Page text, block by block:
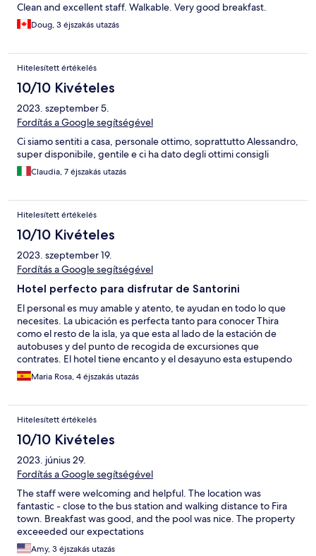
Clean and excellent staff. Walkable. Very good breakfast.
Doug, 3 éjszakás utazás
Hitelesített értékelés
10/10 Kivételes
2023. szeptember 5.
Fordítás a Google segítségével
Ci siamo sentiti a casa, personale ottimo, soprattutto Alessandro,
super disponibile, gentile e ci ha dato degli ottimi consigli
Claudia, 7 éjszakás utazás
Hitelesített értékelés
10/10 Kivételes
2023. szeptember 19.
Fordítás a Google segítségével
Hotel perfecto para disfrutar de Santorini
El personal es muy amable y atento, te ayudan en todo lo que
necesites. La ubicación es perfecta tanto para conocer Thira
como el resto de la isla, ya que esta al lado de la estación de
autobuses y del punto de recogida de excursiones que
contrates. El hotel tiene encanto y el desayuno esta estupendo
Maria Rosa, 4 éjszakás utazás
Hitelesített értékelés
10/10 Kivételes
2023. június 29.
Fordítás a Google segítségével
The staff were welcoming and helpful. The location was
fantastic - close to the bus station and walking distance to Fira
town. Breakfast was good, and the pool was nice. The property
exceeeded our expectations
Amy, 3 éjszakás utazás